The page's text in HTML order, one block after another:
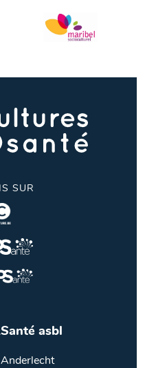
SUR
asbl